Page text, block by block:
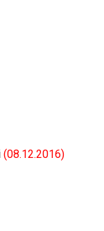
(08.12.2016)